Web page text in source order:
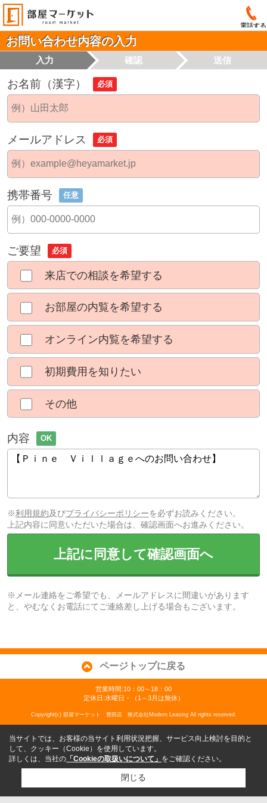
電話する
お問い合わせ内容の入力
入力 確認 送信
お名前（漢字） 必須
メールアドレス 必須
携帯番号 任意
ご要望 必須
来店での相談を希望する
お部屋の内覧を希望する
オンライン内覧を希望する
初期費用を知りたい
その他
内容 OK
※利用規約及びプライバシーポリシーを必ずお読みください。
上記内容に同意いただいた場合は、確認画面へお進みください。
上記に同意して確認画面へ
※メール連絡をご希望でも、メールアドレスに間違いがあります
と、やむなくお電話にてご連絡差し上げる場合もございます。
ページトップに戻る
営業時間:10：00～18：00
定休日:水曜日・（1～3月は無休）
Copyright(c) 部屋マーケット 豊田店 株式会社Modern Leasing All rights reserved.
当サイトでは、お客様の当サイト利用状況把握、サービス向上検討を目的と
して、クッキー（Cookie）を使用しています。
詳しくは、当社の 「Cookieの取扱いについて」 をご確認ください。
閉じる